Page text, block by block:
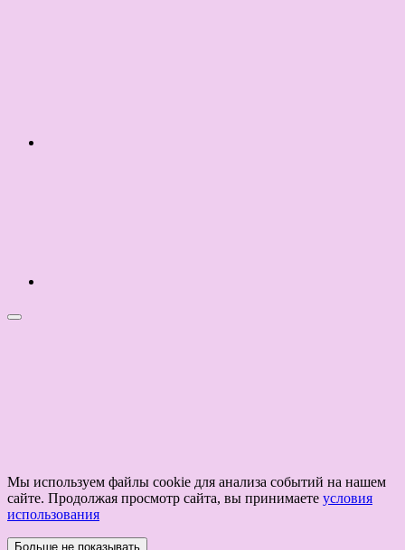
Мы используем файлы cookie для анализа событий на нашем
сайте. Продолжая просмотр сайта, вы принимаете условия
использования
Больше не показывать